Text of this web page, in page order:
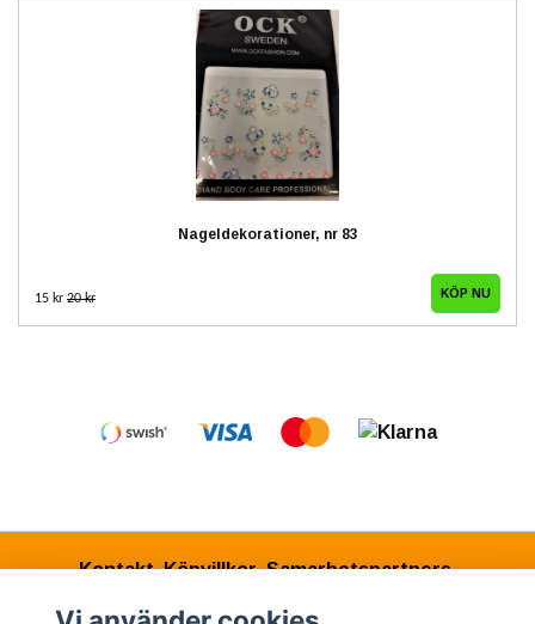
Nageldekorationer, nr 83
15 kr 20 kr
Kontakt Köpvillkor Samarbetspartners